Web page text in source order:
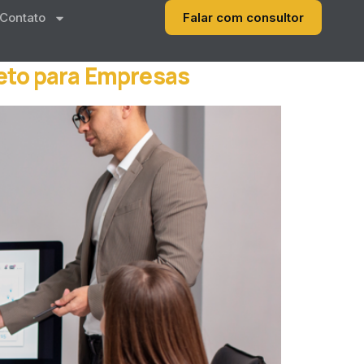
Contato Falar com consultor
para Empresas